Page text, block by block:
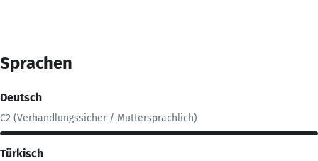
Sprachen
Deutsch
C2 (Verhandlungssicher / Muttersprachlich)
Türkisch